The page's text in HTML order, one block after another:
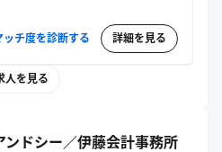
ッチ度を診断する 詳細を見る
人を見る
ンドシー／伊藤会計事務所